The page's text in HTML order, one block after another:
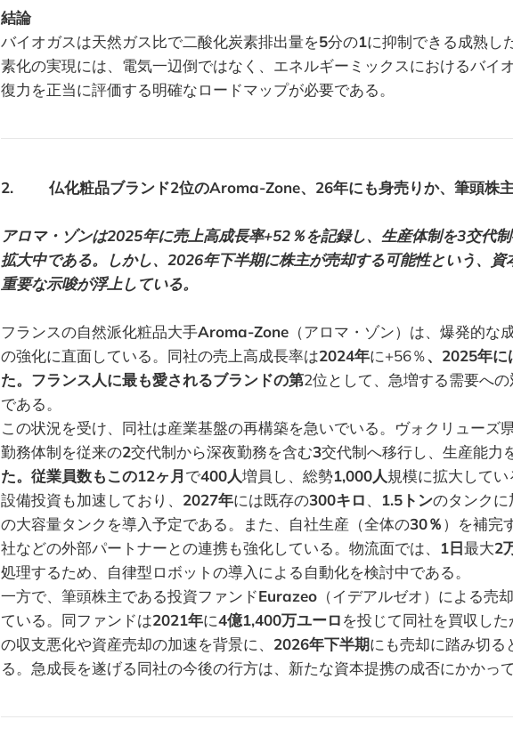
結論
バイオガスは天然ガス比で二酸化炭素排出量を5分の1に抑制できる成熟し
素化の実現には、電気一辺倒ではなく、エネルギーミックスにおけるバイ
復力を正当に評価する明確なロードマップが必要である。
2. 仏化粧品ブランド2位のAroma-Zone、26年にも身売りか、筆頭株
アロマ・ゾンは2025年に売上高成長率+52％を記録し、生産体制を3交代
拡大中である。しかし、2026年下半期に株主が売却する可能性という、資
重要な示唆が浮上している。
フランスの自然派化粧品大手Aroma-Zone （アロマ・ゾン）は、爆発的な
の強化に直面している。同社の売上高成長率は2024年に+56％、2025年に
た。フランス人に最も愛されるブランドの第2位として、急増する需要へ
である。
この状況を受け、同社は産業基盤の再構築を急いでいる。ヴォクリューズ
勤務体制を従来の2交代制から深夜勤務を含む3交代制へ移行し、生産能力
た。従業員数もこの12ヶ月で400人増員し、総勢1,000人規模に拡大してい
設備投資も加速しており、 2027年には既存の300キロ、 1.5トンのタンクに
の大容量タンクを導入予定である。また、自社生産（全体の30％）を補完
社などの外部パートナーとの連携も強化している。物流面では、 1日最大2
処理するため、自律型ロボットの導入による自動化を検討中である。
一方で、筆頭株主である投資ファンドEurazeo （イデアルゼオ）による売
ている。同ファンドは2021年に4億1,400万ユーロを投じて同社を買収し
の収支悪化や資産売却の加速を背景に、 2026年下半期にも売却に踏み切る
る。急成長を遂げる同社の今後の行方は、新たな資本提携の成否にかかって